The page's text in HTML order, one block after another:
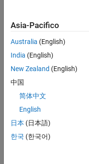
o
eve
ryo
ne,
i m
real
ly
ne
w
Asia-Pacifico
Australia (English)
India (English)
New Zealand (English)
中国
简体中文
English
日本 (日本語)
한국 (한국어)